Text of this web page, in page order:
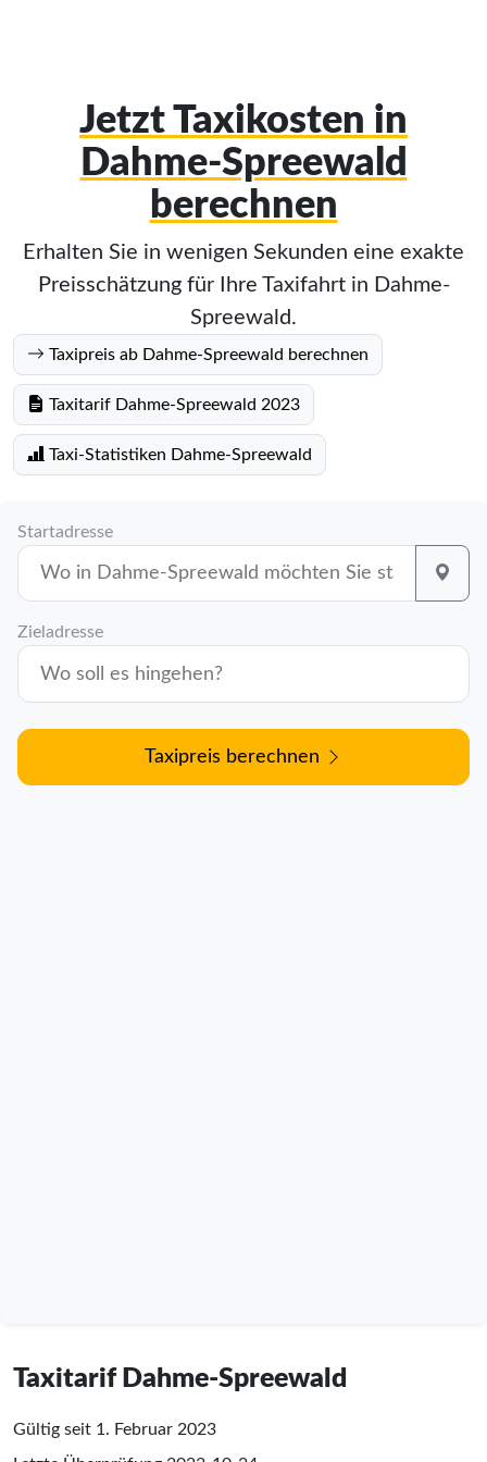
Jetzt Taxikosten in
Dahme-Spreewald
berechnen
Erhalten Sie in wenigen Sekunden eine exakte
Preisschätzung für Ihre Taxifahrt in Dahme-
Spreewald.
Taxipreis ab Dahme-Spreewald berechnen
Taxitarif Dahme-Spreewald 2023
Taxi-Statistiken Dahme-Spreewald
Startadresse
Zieladresse
Taxipreis berechnen
Taxitarif Dahme-Spreewald
Gültig seit 1. Februar 2023